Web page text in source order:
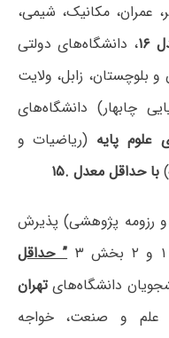
عمران، مکانیک، شیمی،
۱۶ ، دانشگاه‌های دولتی
بلوچستان، زابل، ولایت
چابهار) دانشگاه‌های
علوم پایه (ریاضیات و
با حداقل معدل .۱۵
رزومه پژوهشی) پذیرش
” حداقل
دانشگاه‌هایتهران
علم و صنعت، خواجه